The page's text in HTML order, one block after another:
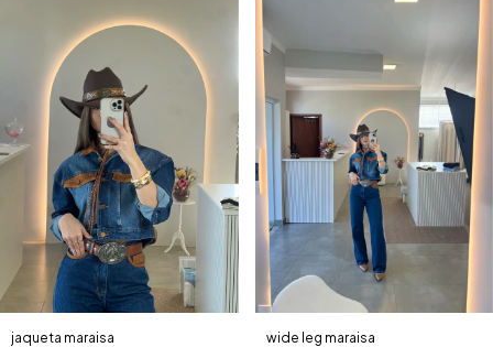
jaqueta maraisa wide leg maraisa